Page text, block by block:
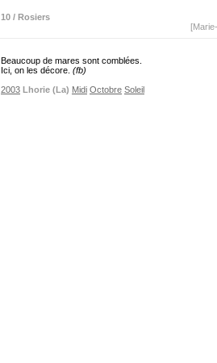
10 / Rosiers
Beaucoup de mares sont comblées.
Ici, on les décore. (fb)
2003 Lhorie (La) Midi Octobre Soleil